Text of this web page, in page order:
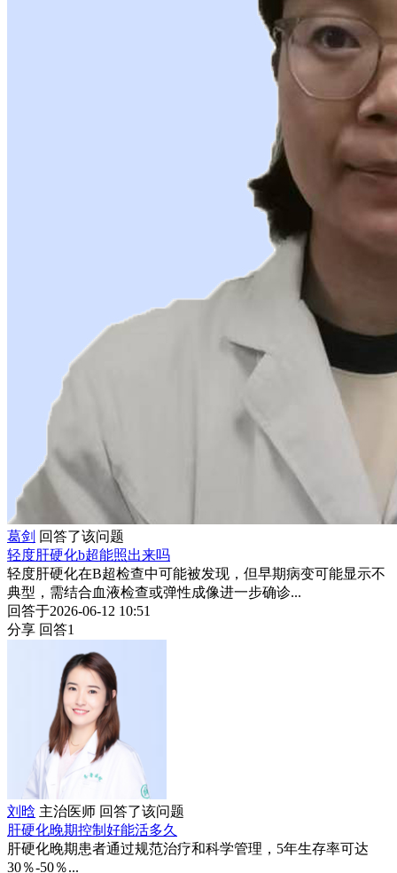
葛剑 回答了该问题
轻度肝硬化b超能照出来吗
轻度肝硬化在B超检查中可能被发现，但早期病变可能显示不
典型，需结合血液检查或弹性成像进一步确诊...
回答于2026-06-12 10:51
分享 回答1
刘晗 主治医师 回答了该问题
肝硬化晚期控制好能活多久
肝硬化晚期患者通过规范治疗和科学管理，5年生存率可达
30％-50％...